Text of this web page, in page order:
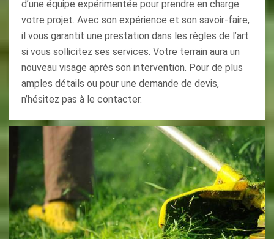
d’une équipe expérimentée pour prendre en charge
votre projet. Avec son expérience et son savoir-faire,
il vous garantit une prestation dans les règles de l’art
si vous sollicitez ses services. Votre terrain aura un
nouveau visage après son intervention. Pour de plus
amples détails ou pour une demande de devis,
n’hésitez pas à le contacter.